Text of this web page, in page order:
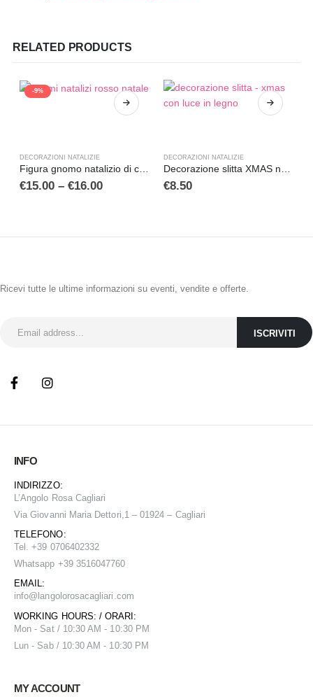
RELATED PRODUCTS
-9%
DECORAZIONI NATALIZIE
Figura gnomo natalizio di colore rosso
€15.00 – €16.00
DECORAZIONI NATALIZIE
Decorazione slitta XMAS natalizia in legno con luce
€8.50
Ricevi tutte le ultime informazioni su eventi, vendite e offerte.
INFO
INDIRIZZO:
L’Angolo Rosa Cagliari
Via Giovanni Maria Dettori,1 – 01924 – Cagliari
TELEFONO:
Tel. +39 0706402332
Whatsapp +39 3516047760
EMAIL:
info@ langolorosacagliari.com
WORKING HOURS: / ORARI:
Mon - Sat / 10:30 AM - 10:30 PM
Lun - Sab / 10:30 AM - 10:30 PM
MY ACCOUNT